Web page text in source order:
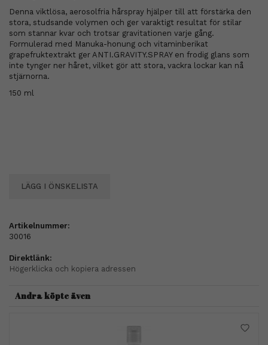
Denna viktlösa, aerosolfria hårspray hjälper till att förstärka den
stora, studsande volymen och ger varaktigt resultat för stilar
som stannar kvar och trotsar gravitationen varje gång.
Formulerad med Manuka-honung och vitaminberikat
grapefruktextrakt ger ANTI.GRAVITY.SPRAY en frodig glans som
inte tynger ner håret, vilket gör att stora, vackra lockar kan nå
stjärnorna.
150 ml
LÄGG I ÖNSKELISTA
Artikelnummer:
30016
Direktlänk:
Högerklicka och kopiera adressen
Andra köpte även